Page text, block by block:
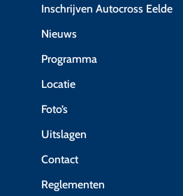
Inschrijven Autocross Eelde
Nieuws
Programma
Locatie
Foto’s
Uitslagen
Contact
Reglementen